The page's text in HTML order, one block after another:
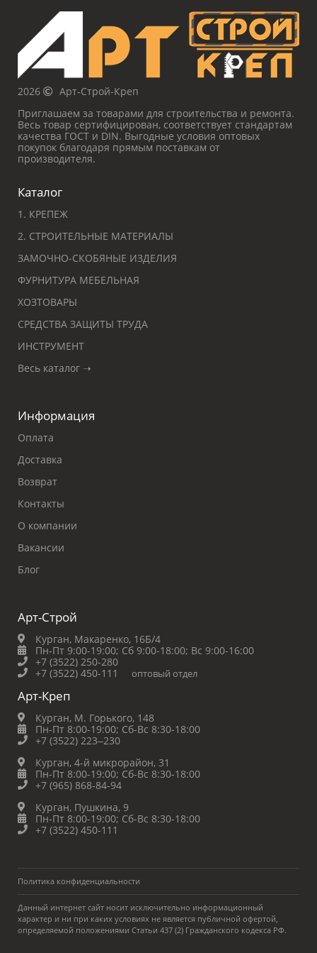
2026
Арт-Строй-Креп
Приглашаем за товарами для строительства и ремонта.
Весь товар сертифицирован, соответствует стандартам
качества ГОСТ и DIN. Выгодные условия оптовых
покупок благодаря прямым поставкам от
производителя.
Каталог
1. КРЕПЕЖ
2. СТРОИТЕЛЬНЫЕ МАТЕРИАЛЫ
ЗАМОЧНО-СКОБЯНЫЕ ИЗДЕЛИЯ
ФУРНИТУРА МЕБЕЛЬНАЯ
ХОЗТОВАРЫ
СРЕДСТВА ЗАЩИТЫ ТРУДА
ИНСТРУМЕНТ
Весь каталог ➝
Информация
Оплата
Доставка
Возврат
Контакты
О компании
Вакансии
Блог
Арт-Строй
Курган, Макаренко, 16Б/4
Пн-Пт 9:00-19:00; Сб 9:00-18:00; Вс 9:00-16:00
+7 (3522) 250-280
+7 (3522) 450-111
оптовый отдел
Арт-Креп
Курган, М. Горького, 148
Пн-Пт 8:00-19:00; Сб-Вс 8:30-18:00
+7 (3522) 223‒230
Курган, 4-й микрорайон, 31
Пн-Пт 8:00-19:00; Сб-Вс 8:30-18:00
+7 (965) 868-84-94
Курган, Пушкина, 9
Пн-Пт 8:00-19:00; Сб-Вс 8:30-18:00
+7 (3522) 450-111
Политика конфиденциальности
Данный интернет сайт носит исключительно информационный
характер и ни при каких условиях не является публичной офертой,
определяемой положениями Статьи 437 (2) Гражданского кодекса РФ.